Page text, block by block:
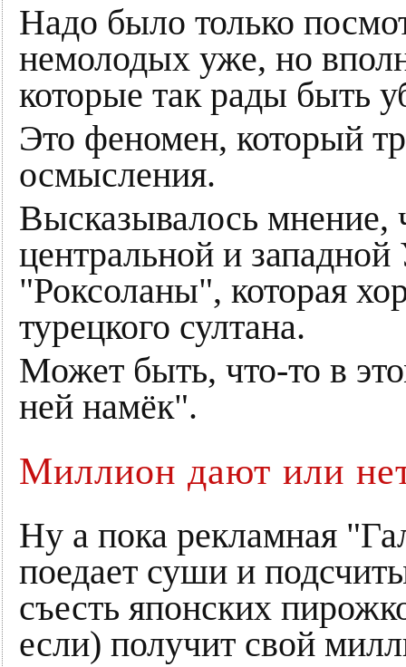
Надо было только
немолодых уже, но
которые так рады быть
Это феномен, который
осмысления.
Высказывалось мнение,
центральной и
"Роксоланы", которая
турецкого султана.
Может быть, что-то в
ней намёк".
Миллион дают или
Ну а пока рекламная
поедает суши и
съесть японских
если) получит свой